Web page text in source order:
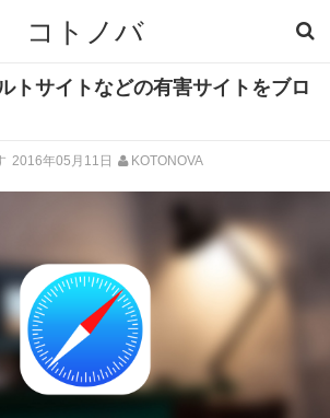
コトノバ
トサイトなどの有害サイトをブロ
2016年05月11日 KOTONOVA